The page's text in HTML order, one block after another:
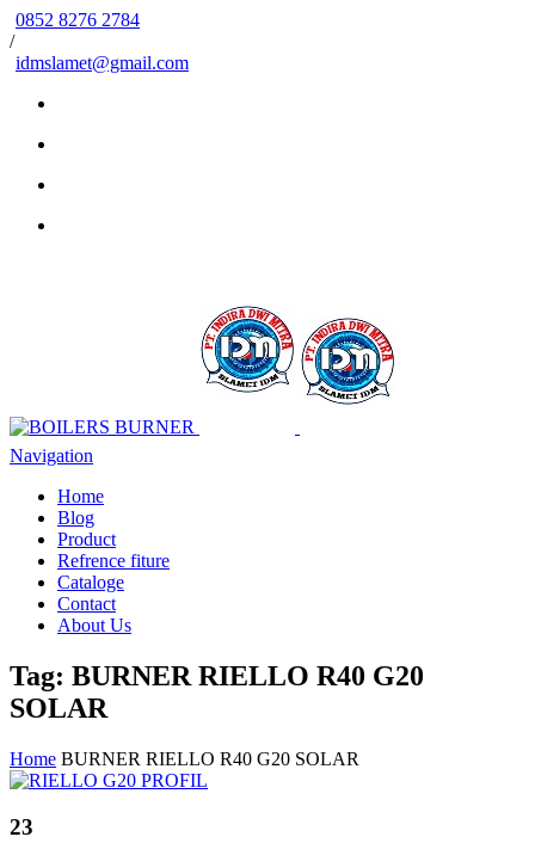
0852 8276 2784
/
idmslamet@gmail.com
Navigation
Home
Blog
Product
Refrence fiture
Cataloge
Contact
About Us
Tag: BURNER RIELLO R40 G20
SOLAR
Home BURNER RIELLO R40 G20 SOLAR
23